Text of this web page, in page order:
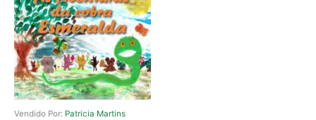
i
a
Vendido Por: Patricia Martins